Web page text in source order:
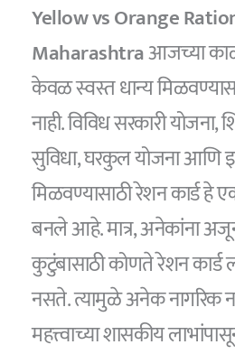
Yellow vs Orange
Maharashtraआजच्या
केवळ स्वस्त धान्य
नाही. विविध सरकारी योजना,
सुविधा, घरकुल योजना आणि
मिळवण्यासाठी रेशन कार्ड हे
बनले आहे. मात्र, अनेकांना
कुटुंबासाठी कोणते रेशन कार्ड
नसते. त्यामुळे अनेक नागरिक
महत्त्वाच्या शासकीय